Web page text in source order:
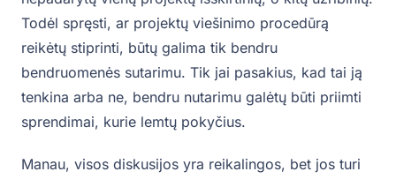
Todėl spręsti, ar projektų viešinimo procedūrą
reikėtų stiprinti, būtų galima tik bendru
bendruomenės sutarimu. Tik jai pasakius, kad tai ją
tenkina arba ne, bendru nutarimu galėtų būti priimti
sprendimai, kurie lemtų pokyčius.
Manau, visos diskusijos yra reikalingos, bet jos turi